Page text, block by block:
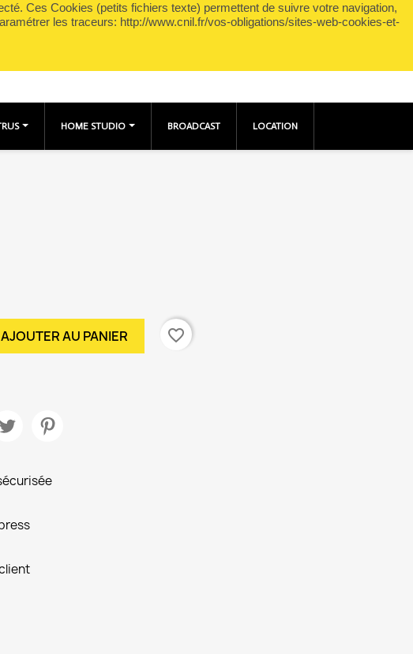
Ces Cookies (petits fichiers texte) permettent de suivre votre navigation,
les traceurs: http://www.cnil.fr/vos-obligations/sites-web-cookies-et-
Connexion shopping_cartPanier(0)
HOME STUDIO BROADCAST LOCATION
AJOUTER AU PANIER favorite_border